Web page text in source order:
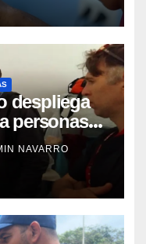
despliega
personas
NAVARRO